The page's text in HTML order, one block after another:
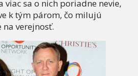
viac sa o nich poriadne nevie,
k tým párom, čo milujú
verejnosť.